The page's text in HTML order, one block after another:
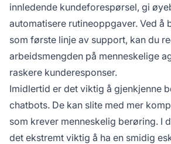
innledende kundeforespørsel, gi
automatisere rutineoppgaver. Ved å
som første linje av support, kan du
arbeidsmengden på menneskelige
raskere kunderesponser.
Imidlertid er det viktig å gjenkjenne
chatbots. De kan slite med mer
som krever menneskelig berøring. I
det ekstremt viktig å ha en smidig